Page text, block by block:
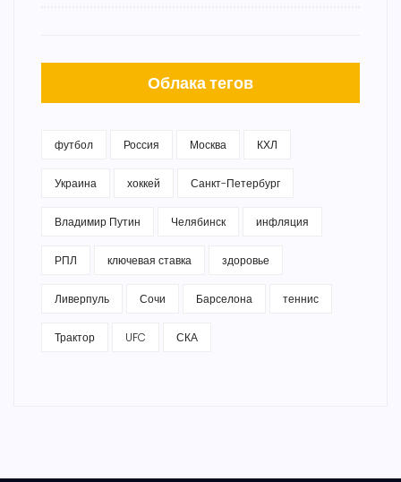
Облака тегов
футбол Россия Москва КХЛ
Украина хоккей Санкт-Петербург
Владимир Путин Челябинск инфляция
РПЛ ключевая ставка здоровье
Ливерпуль Сочи Барселона теннис
Трактор UFC СКА